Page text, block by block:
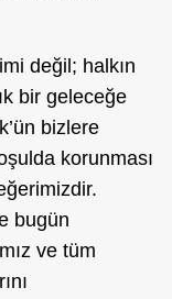
değil; halkın
bir geleceğe
bizlere
korunması
bugün
ve tüm